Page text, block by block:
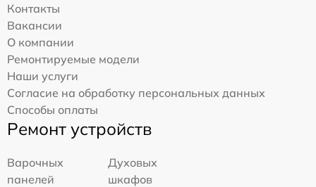
Контакты
Вакансии
О компании
Ремонтируемые модели
Наши услуги
Согласие на обработку персональных данных
Способы оплаты
Ремонт устройств
Варочных
панелей
Духовых
шкафов